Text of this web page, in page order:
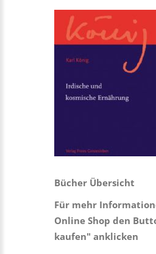
Bücher Übersicht
Für mehr
Online Shop den
kaufen" anklicken